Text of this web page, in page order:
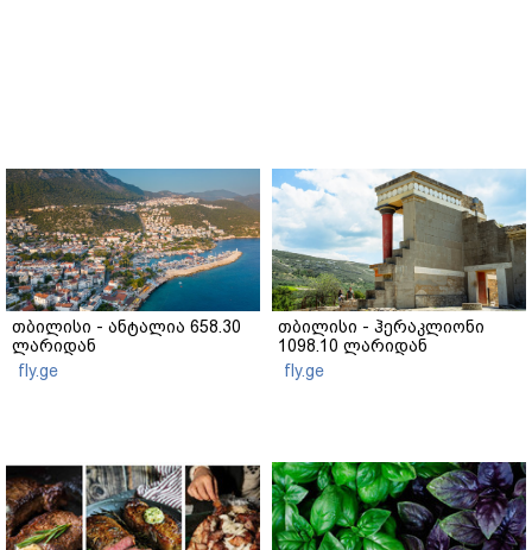
თბილისი - ანტალია 658.30
ლარიდან
fly.ge
თბილისი - ჰერაკლიონი
1098.10 ლარიდან
fly.ge